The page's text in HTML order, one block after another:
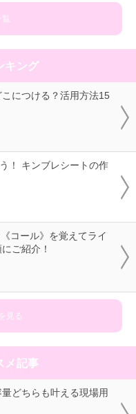
キング
につける？活用方法15
！ キンブレシートの作
コール》を覚えてライ
ご紹介！
見る
メ記事
量どちらも叶える現場用